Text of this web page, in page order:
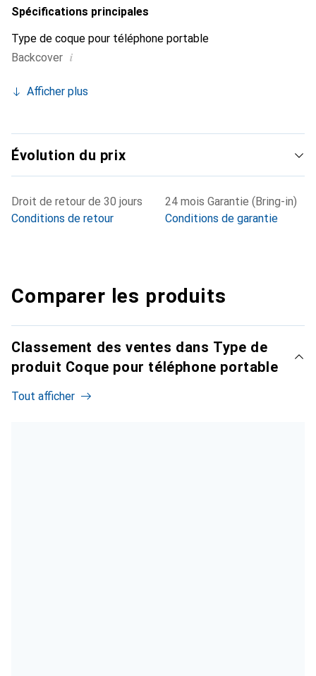
Spécifications principales
Type de coque pour téléphone portable
Backcover i
Afficher plus
Évolution du prix
Droit de retour de 30 jours
Conditions de retour
24 mois Garantie (Bring-in)
Conditions de garantie
Comparer les produits
Classement des ventes dans Type de
produit Coque pour téléphone portable
Tout afficher